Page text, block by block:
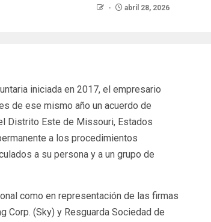
abril 28, 2026
iniciada en 2017, el empresario
de ese mismo año un acuerdo de
Distrito Este de Missouri, Estados
a los procedimientos
a su persona y a un grupo de
como en representación de las firmas
Corp. (Sky) y Resguarda Sociedad de